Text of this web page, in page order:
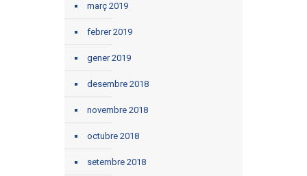
març 2019
febrer 2019
gener 2019
desembre 2018
novembre 2018
octubre 2018
setembre 2018